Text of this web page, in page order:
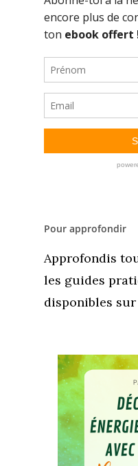
Pour approfondir
Approfondis
les guides
disponibles sur